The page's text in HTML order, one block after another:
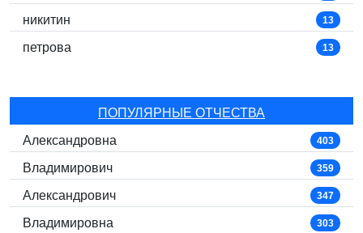
никитин 13
петрова 13
ПОПУЛЯРНЫЕ ОТЧЕСТВА
Александровна
403
Владимирович 359
Александрович 347
Владимировна 303